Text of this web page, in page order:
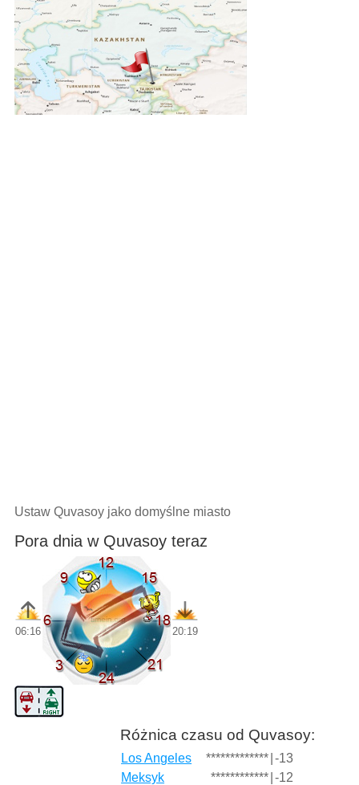
Ustaw Quvasoy jako domyślne miasto
Pora dnia w Quvasoy teraz
06:16 20:19
Różnica czasu od Quvasoy:
Los Angeles ************* -13
Meksyk
************ -12